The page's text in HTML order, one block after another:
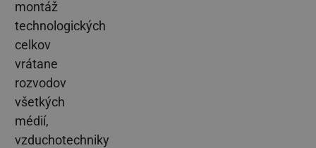
montáž
technologických
celkov
vrátane
rozvodov
všetkých
médií,
vzduchotechniky